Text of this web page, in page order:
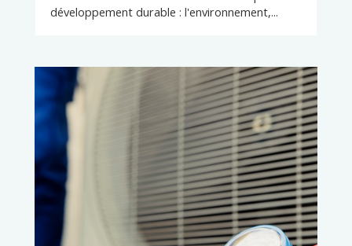
développement durable : l'environnement,...